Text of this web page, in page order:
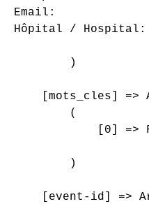
Email:
Hôpital / Hospital:
        )
[mots_cles] =>
        (
[0] =>
        )
[event-id] =>